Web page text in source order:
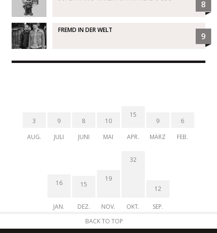
8
FREMD IN DER WELT
9
3
AUG.
9
JULI
8
JUNI
10
MAI
15
APR.
9
MÄRZ
6
FEB.
16
JAN.
15
DEZ.
19
NOV.
32
OKT.
12
SEP.
BACK TO TOP